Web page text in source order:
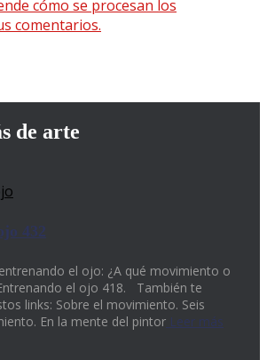
cómo se procesan los
comentarios.
de arte
432
el ojo: ¿A qué movimiento o
el ojo 418. También te
links: Sobre el movimiento. Seis
En la mente del pintor Leer más